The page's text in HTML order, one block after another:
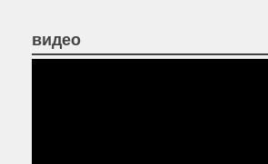
видео